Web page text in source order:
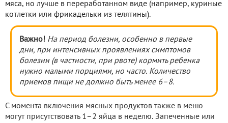
мяса, но лучше в переработанном виде (например, куриные
котлетки или фрикадельки из телятины).
Важно! На период болезни, особенно в первые
дни, при интенсивных проявлениях симптомов
болезни (в частности, при рвоте) кормить ребенка
нужно малыми порциями, но часто. Количество
приемов пищи не должно быть менее 6–8.
С момента включения мясных продуктов также в меню
могут присутствовать 1–2 яйца в неделю. Запеченные или